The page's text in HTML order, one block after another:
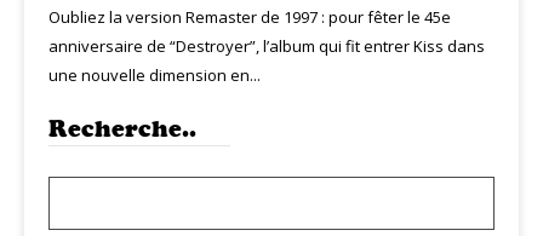
Oubliez la version Remaster de 1997 : pour fêter le 45e
anniversaire de “Destroyer”, l’album qui fit entrer Kiss dans
une nouvelle dimension en...
Recherche..